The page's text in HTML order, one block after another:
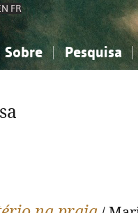
FR
Sobre Pesquisa
Ciências sociais...
Ciências sociais...